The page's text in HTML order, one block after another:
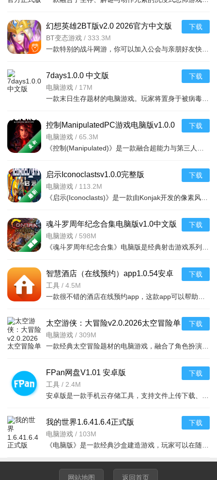
特点
1、一对一在线指导、我们为您提供专业的阅读指导、写作建
2、课文原文针对手机屏幕、专门进行了精心的排版、阅读更
舒适
3、课文中的重点生字标注拼音、并都配高清发音、可跟读、
4、每天都为孩子安排了精选的伴读书籍、让孩子能在日常生
活中就提高语文能力
与申怡读书App相伴的优质阅读学习工具推荐
序
号
软件名称 推荐理由（30字内）
接
1 微信读书
同步云端。
载
喜马拉雅
海量有声书与课程，通勤听书首选平
台。
载
3 樊登读书
认知格局。
载
4 豆瓣阅读
原创文学聚集地，优质短篇连载，文
艺青年最爱。
载
化学习神器。
载
藏书馆
知识。
载
7 西窗烛
典韵律之美。
点击下
载
8
流利说-阅
读
英文原著分级阅读，双语对照，提升
英语能力。
点击下
载
每日免费阅读时长，深度书评社区，
沉浸式体验。
幻想英雄2BT版v2.0 2026官方中文版
BT变态游戏 / 333.3M
下载
7days1.0.0 中文版
电脑游戏 / 17M
下载
控制ManipulatedPC游戏电脑版v1.0.0
游戏控制
电脑游戏 / 65.3M
下载
启示Iconoclastsv1.0.0完整版
电脑游戏 / 113.2M
下载
魂斗罗周年纪念合集电脑版v1.0中文版
电脑游戏 / 598M
下载
智慧酒店（在线预约）app1.0.54安卓
版
工具 / 4.5M
下载
太空游侠：大冒险v2.0.2026太空冒险单
机游戏
电脑游戏 / 309M
下载
FPan网盘V1.01 安卓版
工具 / 2.4M
下载
我的世界1.6.41.6.4正式版
电脑游戏 / 103M
下载
网站地图 返回首页